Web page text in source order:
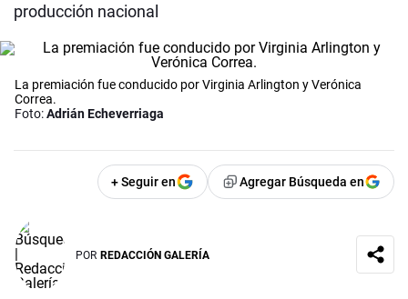
producción nacional
La premiación fue conducido por Virginia Arlington y Verónica
Correa.
Foto:Adrián Echeverriaga
+ Seguir en Agregar Búsqueda en
POR REDACCIÓN GALERÍA